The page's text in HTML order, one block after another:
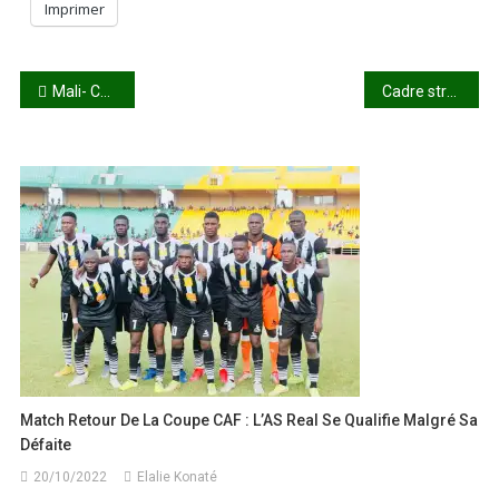
Imprimer
Navigation
l’article
Mali- Cote d’Ivoire : l’escalade ! Cadre stratégique de la refondation de l’état : le document remis au PM par intérim
Match Retour De La Coupe CAF : L’AS Real Se Qualifie Malgré Sa
Défaite
20/10/2022 Elalie Konaté